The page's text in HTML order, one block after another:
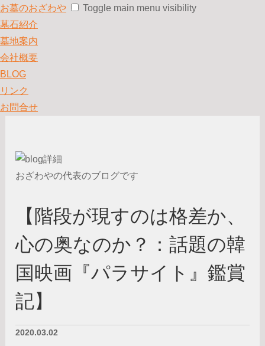
お墓のおざわや
Toggle main menu visibility
墓石紹介
墓地案内
会社概要
BLOG
リンク
お問合せ
おざわやの代表のブログです
【階段が現すのは格差か、
心の奥なのか？：話題の韓
国映画『パラサイト』鑑賞
記】
2020.03.02